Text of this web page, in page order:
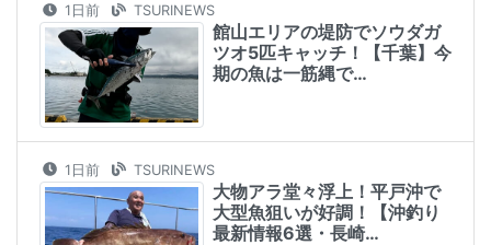
1日前 TSURINEWS
館山エリアの堤防でソウダガ
ツオ5匹キャッチ！【千葉】今
期の魚は一筋縄で…
1日前 TSURINEWS
大物アラ堂々浮上！平戸沖で
大型魚狙いが好調！【沖釣り
最新情報6選・長崎…